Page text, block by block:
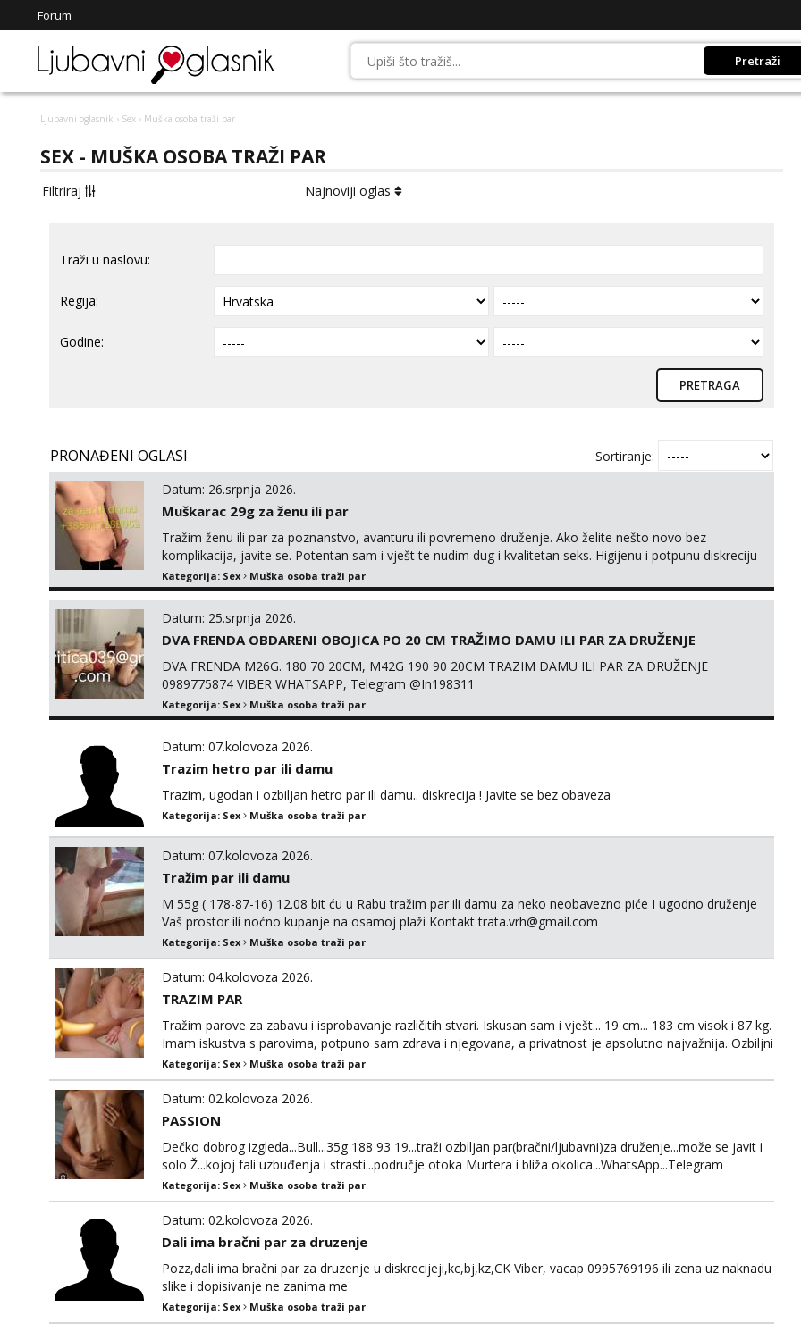
Forum
Pretraži
Ljubavni oglasnik › Sex › Muška osoba traži par
SEX - MUŠKA OSOBA TRAŽI PAR
Filtriraj Najnoviji oglas
Traži u naslovu:
Regija:
Godine:
PRONAĐENI OGLASI
Sortiranje:
Datum: 26.srpnja 2026.
Muškarac 29g za ženu ili par
Tražim ženu ili par za poznanstvo, avanturu ili povremeno druženje. Ako želite nešto novo bez
komplikacija, javite se. Potentan sam i vješt te nudim dug i kvalitetan seks. Higijenu i potpunu diskreciju
jamčim. Sl. Brod moj prostor Zagreb i ostatak HR mobilan. 𝗡𝗮𝗽𝗼𝗺𝗲𝗻𝗮 Samo žene i hetero parovi. Solo
muškarci ne.
Kategorija: Sex Muška osoba traži par
Datum: 25.srpnja 2026.
DVA FRENDA OBDARENI OBOJICA PO 20 CM TRAŽIMO DAMU ILI PAR ZA DRUŽENJE
DVA FRENDA M26G. 180 70 20CM, M42G 190 90 20CM TRAZIM DAMU ILI PAR ZA DRUŽENJE
0989775874 VIBER WHATSAPP, Telegram @In198311
Kategorija: Sex Muška osoba traži par
Datum: 07.kolovoza 2026.
Trazim hetro par ili damu
Trazim, ugodan i ozbiljan hetro par ili damu.. diskrecija ! Javite se bez obaveza
Kategorija: Sex Muška osoba traži par
Datum: 07.kolovoza 2026.
Tražim par ili damu
M 55g ( 178-87-16) 12.08 bit ću u Rabu tražim par ili damu za neko neobavezno piće I ugodno druženje
Vaš prostor ili noćno kupanje na osamoj plaži Kontakt trata.vrh@gmail.com
Kategorija: Sex Muška osoba traži par
Datum: 04.kolovoza 2026.
TRAZIM PAR
Tražim parove za zabavu i isprobavanje različitih stvari. Iskusan sam i vješt... 19 cm... 183 cm visok i 87 kg.
Imam iskustva s parovima, potpuno sam zdrava i njegovana, a privatnost je apsolutno najvažnija. Ozbiljni
parovi mogu me kontaktirati putem WhatsAppa ili Vibera. Samo ozbiljni parovi trebaju slati poruke ili zvati.
Blokiram one koji nisu ozbiljni.
Kategorija: Sex Muška osoba traži par
Datum: 02.kolovoza 2026.
PASSION
Dečko dobrog izgleda...Bull...35g 188 93 19...traži ozbiljan par(bračni/ljubavni)za druženje...može se javit i
solo Ž...kojoj fali uzbuđenja i strasti...područje otoka Murtera i bliža okolica...WhatsApp...Telegram
Kategorija: Sex Muška osoba traži par
Datum: 02.kolovoza 2026.
Dali ima bračni par za druzenje
Pozz,dali ima bračni par za druzenje u diskrecijeji,kc,bj,kz,CK Viber, vacap 0995769196 ili zena uz naknadu
slike i dopisivanje ne zanima me
Kategorija: Sex Muška osoba traži par